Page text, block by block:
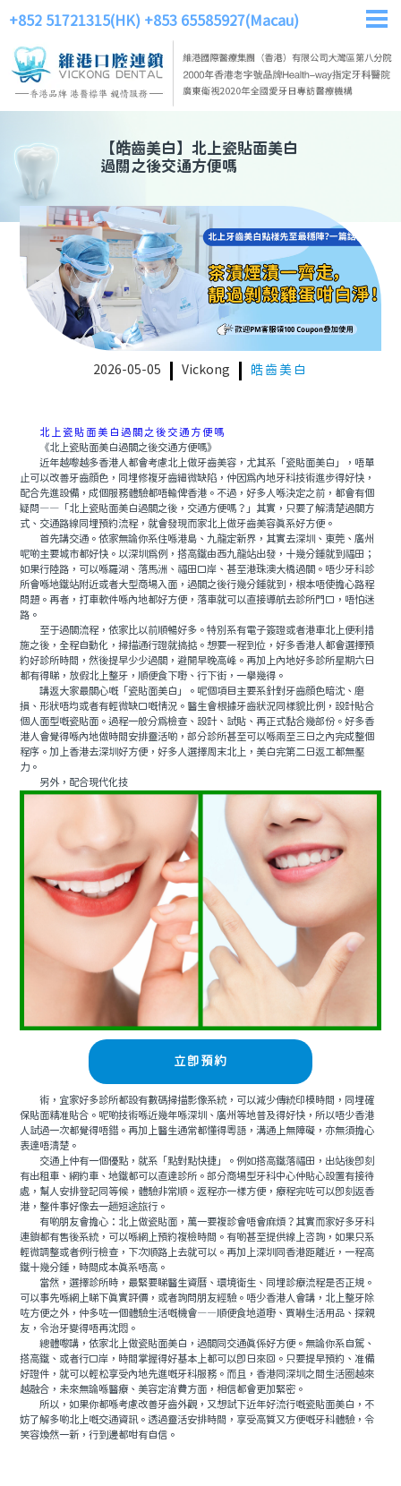
+852 51721315(HK) +853 65585927(Macau)
【皓齒美白】 北上瓷貼面美白
過關之後交通方便嗎
2026-05-05 Vickong 皓齒美白
北上瓷貼面美白過關之後交通方便嗎
《北上瓷貼面美白過關之後交通方便嗎》
近年越嚟越多香港人都會考慮北上做牙齒美容，尤其系「瓷貼面美白」，唔單
止可以改善牙齒顔色，同埋修複牙齒細微缺陷，仲因爲內地牙科技術進步得好快，
配合先進設備，成個服務體驗都唔輸俾香港。不過，好多人喺決定之前，都會有個
疑問——「北上瓷貼面美白過關之後，交通方便嗎？」其實，只要了解清楚過關方
式、交通路線同埋預約流程，就會發現而家北上做牙齒美容真系好方便。
首先講交通。依家無論你系住喺港島、九龍定新界，其實去深圳、東莞、廣州
呢啲主要城市都好快。以深圳爲例，搭高鐵由西九龍站出發，十幾分鍾就到福田；
如果行陸路，可以喺羅湖、落馬洲、福田口岸、甚至港珠澳大橋過關。唔少牙科診
所會喺地鐵站附近或者大型商場入面，過關之後行幾分鍾就到，根本唔使擔心路程
問題。再者，打車軟件喺內地都好方便，落車就可以直接導航去診所門口，唔怕迷
路。
至于過關流程，依家比以前順暢好多。特別系有電子簽證或者港車北上便利措
施之後，全程自動化，掃描通行證就搞掂。想要一程到位，好多香港人都會選擇預
約好診所時間，然後提早少少過關，避開早晚高峰。再加上內地好多診所星期六日
都有得睇，放假北上整牙，順便食下嘢、行下街，一舉幾得。
講返大家最關心嘅「瓷貼面美白」。呢個項目主要系針對牙齒顔色暗沈、磨
損、形狀唔均或者有輕微缺口嘅情況。醫生會根據牙齒狀況同樣貌比例，設計貼合
個人面型嘅瓷貼面。過程一般分爲檢查、設計、試貼、再正式黏合幾部份。好多香
港人會覺得喺內地做時間安排靈活啲，部分診所甚至可以喺兩至三日之內完成整個
程序。加上香港去深圳好方便，好多人選擇周末北上，美白完第二日返工都無壓
力。
另外，配合現代化技
立即預約
術，宜家好多診所都設有數碼掃描影像系統，可以減少傳統印模時間，同埋確
保貼面精准貼合。呢啲技術喺近幾年喺深圳、廣州等地普及得好快，所以唔少香港
人試過一次都覺得唔錯。再加上醫生通常都懂得粵語，溝通上無障礙，亦無須擔心
表達唔清楚。
交通上仲有一個優點，就系「點對點快捷」。例如搭高鐵落福田，出站後即刻
有出租車、網約車、地鐵都可以直達診所。部分商場型牙科中心仲貼心設置有接待
處，幫人安排登記同等候，體驗非常順。返程亦一樣方便，療程完咗可以即刻返香
港，整件事好像去一趟短途旅行。
有啲朋友會擔心：北上做瓷貼面，萬一要複診會唔會麻煩？其實而家好多牙科
連鎖都有售後系統，可以喺網上預約複檢時間。有啲甚至提供線上咨詢，如果只系
輕微調整或者例行檢查，下次順路上去就可以。再加上深圳同香港距離近，一程高
鐵十幾分鍾，時間成本真系唔高。
當然，選擇診所時，最緊要睇醫生資曆、環境衛生、同埋診療流程是否正規。
可以事先喺網上睇下真實評價，或者詢問朋友經驗。唔少香港人會講，北上整牙除
咗方便之外，仲多咗一個體驗生活嘅機會——順便食地道嘢、買嚇生活用品、探親
友，令治牙變得唔再沈悶。
總體嚟講，依家北上做瓷貼面美白，過關同交通真係好方便。無論你系自駕、
搭高鐵、或者行口岸，時間掌握得好基本上都可以即日來回。只要提早預約、准備
好證件，就可以輕松享受內地先進嘅牙科服務。而且，香港同深圳之間生活圈越來
越融合，未來無論喺醫療、美容定消費方面，相信都會更加緊密。
所以，如果你都喺考慮改善牙齒外觀，又想試下近年好流行嘅瓷貼面美白，不
妨了解多啲北上嘅交通資訊。透過靈活安排時間，享受高質又方便嘅牙科體驗，令
笑容煥然一新，行到邊都咁有自信。